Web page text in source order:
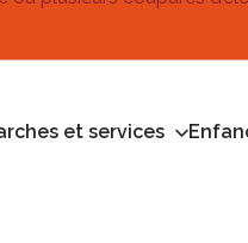
et services